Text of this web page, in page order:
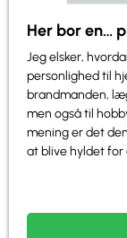
Her bor en…
Jeg elsker,
personlighed til
brandmanden,
men også til
mening er det
at blive hyldet